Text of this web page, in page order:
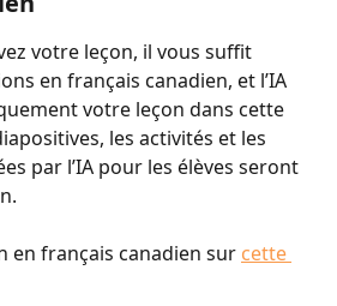
votre leçon, il vous suffit
en français canadien, et l’IA
votre leçon dans cette
les activités et les
par l’IA pour les élèves seront
en français canadien sur cette